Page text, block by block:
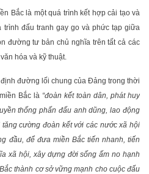
Bắc là một quá trình kết hợp cải tạo và
đấu tranh gay go và phức tạp giữa
đường tư bản chủ nghĩa trên tất cả các
hóa và kỹ thuật.
đường lối chung của Đảng trong thời
Bắc là “đoàn kết toàn dân, phát huy
thống phấn đấu anh dũng, lao động
cường đoàn kết với các nước xã hội
đầu, để đưa miền Bắc tiến nhanh, tiến
xã hội, xây dựng đời sống ấm no hạnh
thành cơ sở vững mạnh cho cuộc đấu